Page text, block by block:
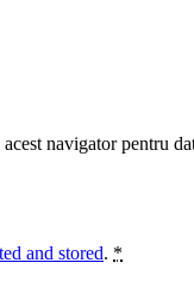
navigator pentru
and stored. *